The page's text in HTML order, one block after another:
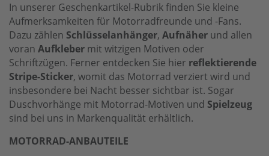
In unserer Geschenkartikel-Rubrik finden Sie kleine
Aufmerksamkeiten für Motorradfreunde und -Fans.
Dazu zählen Schlüsselanhänger, Aufnäher und allen
voran Aufkleber mit witzigen Motiven oder
Schriftzügen. Ferner entdecken Sie hier reflektierende
Stripe-Sticker, womit das Motorrad verziert wird und
insbesondere bei Nacht besser sichtbar ist. Sogar
Duschvorhänge mit Motorrad-Motiven und Spielzeug
sind bei uns in Markenqualität erhältlich.
MOTORRAD-ANBAUTEILE